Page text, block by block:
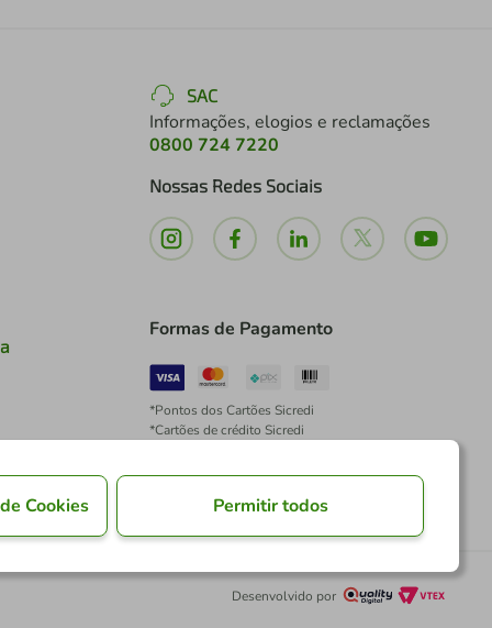
SAC
Informações, elogios e reclamações
0800 724 7220
Nossas Redes Sociais
Formas de Pagamento
*Pontos dos Cartões Sicredi
*Cartões de crédito Sicredi
Desenvolvido por
Cookies Permitir todos